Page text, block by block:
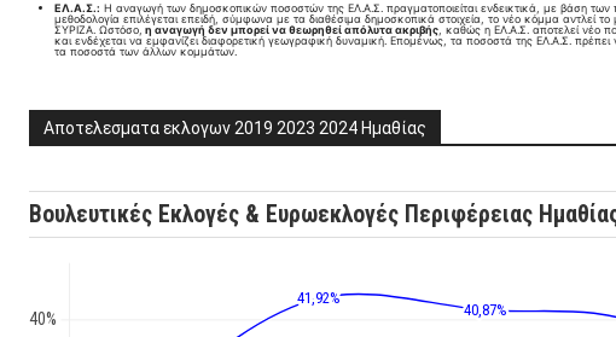
ΕΛ.Α.Σ.: Η αναγωγή των δημοσκοπικών ποσοστών της ΕΛ.Α.Σ. πραγματοποιείται ενδεικτικά, με βάση
μεθοδολογία επιλέγεται επειδή, σύμφωνα με τα διαθέσιμα δημοσκοπικά στοιχεία, το νέο κόμμα αντλεί
ΣΥΡΙΖΑ. Ωστόσο, η αναγωγή δεν μπορεί να θεωρηθεί απόλυτα ακριβής , καθώς η ΕΛ.Α.Σ. αποτελεί νέο
και ενδέχεται να εμφανίζει διαφορετική γεωγραφική δυναμική. Επομένως, τα ποσοστά της ΕΛ.Α.Σ. πρέπει
τα ποσοστά των άλλων κομμάτων.
Αποτελεσματα εκλογων 2019 2023 2024 Ημαθίας